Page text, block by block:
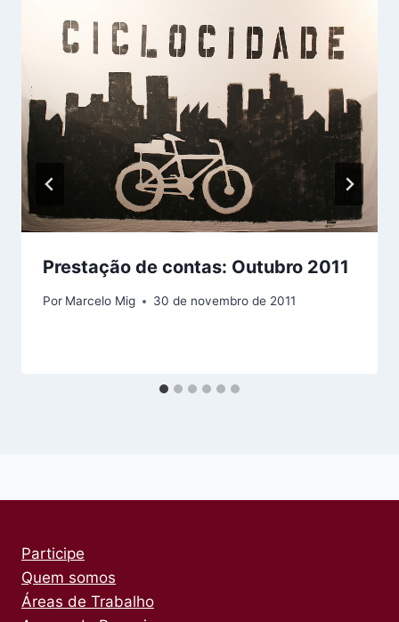
Prestação de contas: Outubro 2011
Por Marcelo Mig 30 de novembro de 2011
Participe
Quem somos
Áreas de Trabalho